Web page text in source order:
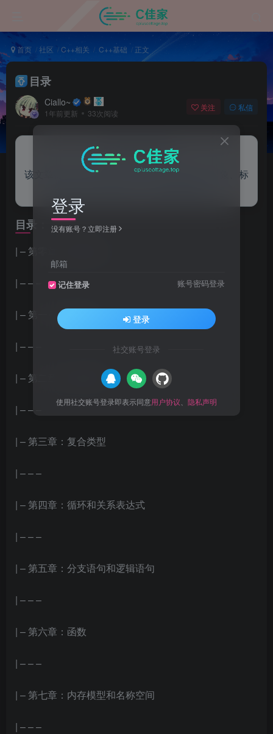
首页 社区 C++相关 C++基础 正文
目录
Ciallo~
1年前更新 33次阅读
关注 私信
来自AI助手的总结
该文章提供了从预备知识到高级主题如类与对象、标
目录：
| – 第零章：预备知识
| – – –
| – 第一章：初识C++
| – – –
| – 第二章：数据处理
| – – –
| – 第三章：复合类型
| – – –
| – 第四章：循环和关系表达式
| – – –
| – 第五章：分支语句和逻辑语句
| – – –
| – 第六章：函数
| – – –
| – 第七章：内存模型和名称空间
| – – –
登录
没有账号？立即注册
邮箱
记住登录 账号密码登录
登录
社交账号登录
使用社交账号登录即表示同意用户协议 隐私声明